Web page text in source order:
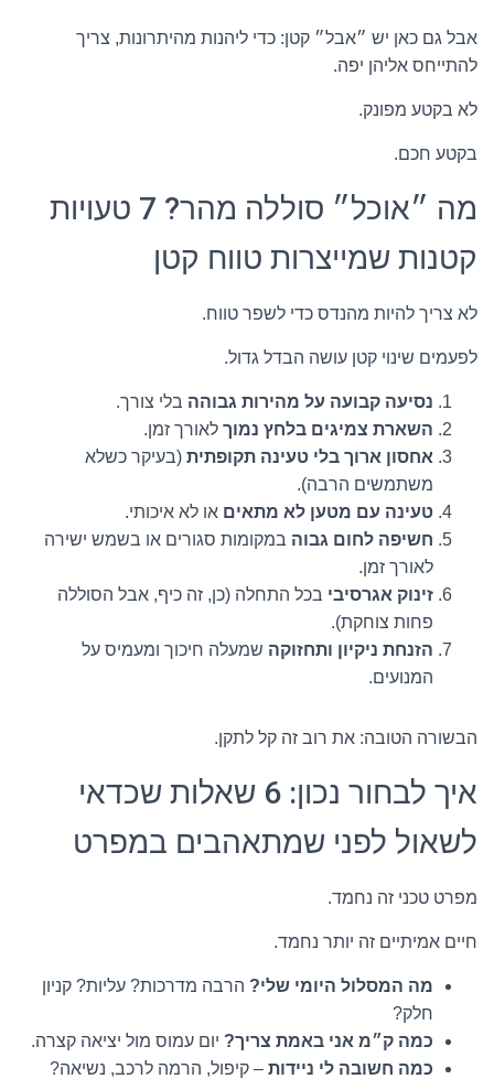
אבל גם כאן יש ״אבל״ קטן: כדי ליהנות מהיתרונות, צריך
להתייחס אליהן יפה.
לא בקטע מפונק.
בקטע חכם.
מה ״אוכל״ סוללה מהר? 7 טעויות
קטנות שמייצרות טווח קטן
לא צריך להיות מהנדס כדי לשפר טווח.
לפעמים שינוי קטן עושה הבדל גדול.
נסיעה קבועה על מהירות גבוהה בלי צורך.
השארת צמיגים בלחץ נמוך לאורך זמן.
אחסון ארוך בלי טעינה תקופתית (בעיקר כשלא
משתמשים הרבה).
טעינה עם מטען לא מתאים או לא איכותי.
חשיפה לחום גבוה במקומות סגורים או בשמש ישירה
לאורך זמן.
זינוק אגרסיבי בכל התחלה (כן, זה כיף, אבל הסוללה
פחות צוחקת).
הזנחת ניקיון ותחזוקה שמעלה חיכוך ומעמיס על
המנועים.
הבשורה הטובה: את רוב זה קל לתקן.
איך לבחור נכון: 6 שאלות שכדאי
לשאול לפני שמתאהבים במפרט
מפרט טכני זה נחמד.
חיים אמיתיים זה יותר נחמד.
מה המסלול היומי שלי? הרבה מדרכות? עליות? קניון
חלק?
כמה ק״מ אני באמת צריך? יום עמוס מול יציאה קצרה.
כמה חשובה לי ניידות – קיפול, הרמה לרכב, נשיאה?